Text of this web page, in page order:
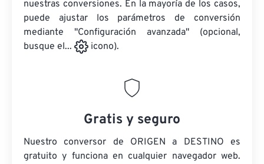
nuestras conversiones. En la mayoría de los casos,
puede ajustar los parámetros de conversión
mediante "Configuración avanzada" (opcional,
busque el...
icono).
Gratis y seguro
Nuestro conversor de ORIGEN a DESTINO es
gratuito y funciona en cualquier navegador web.